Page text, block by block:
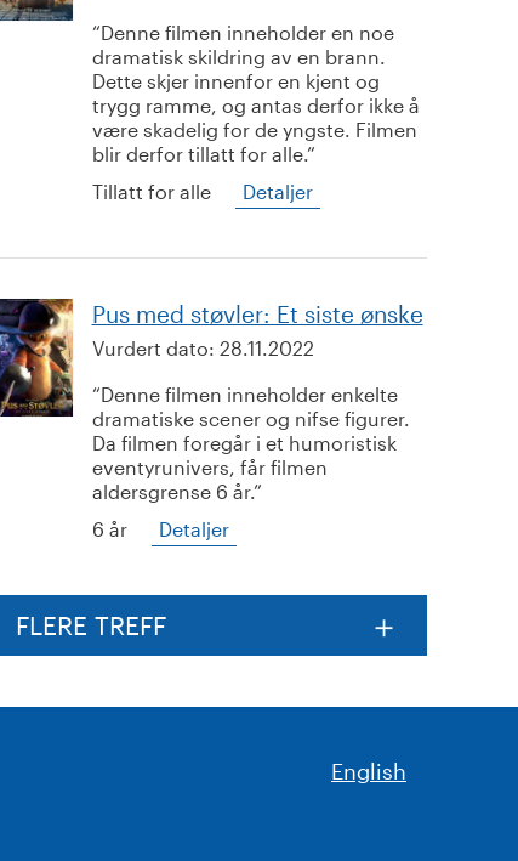
Denne filmen inneholder en noe
dramatisk skildring av en brann.
Dette skjer innenfor en kjent og
trygg ramme, og antas derfor ikke å
være skadelig for de yngste. Filmen
blir derfor tillatt for alle.
Tillatt for alle
Detaljer
Pus med støvler: Et siste ønske
Vurdert dato: 28.11.2022
Denne filmen inneholder enkelte
dramatiske scener og nifse figurer.
Da filmen foregår i et humoristisk
eventyrunivers, får filmen
aldersgrense 6 år.
6 år
Detaljer
FLERE TREFF
English